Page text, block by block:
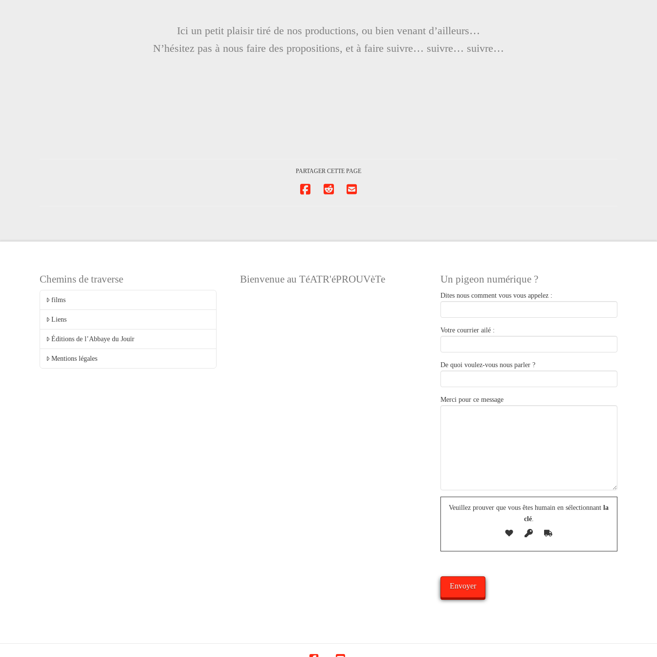
Ici un petit plaisir tiré de nos productions, ou bien venant d’ailleurs…
N’hésitez pas à nous faire des propositions, et à faire suivre… suivre… suivre…
PARTAGER CETTE PAGE
Chemins de traverse
films
Liens
Éditions de l’Abbaye du Jouïr
Mentions légales
Bienvenue au TéATR'éPROUVèTe Un pigeon numérique ?
Dites nous comment vous vous appelez :
Votre courrier ailé :
De quoi voulez-vous nous parler ?
Merci pour ce message
Veuillez prouver que vous êtes humain en sélectionnant la
clé.